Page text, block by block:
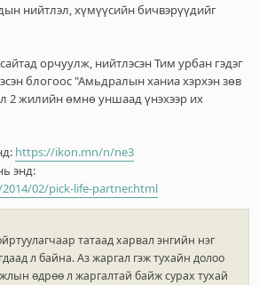
нийтлэл, хүмүүсийн бичвэрүүдийг
орчуулж, нийтлэсэн Тим урбан гэдэг
блогоос "Амьдралын ханиа хэрхэн зөв
2 жилийн өмнө уншаад үнэхээр их
https://ikon.mn/n/ne3
энд:
02/pick-life-partner.html
татаад харвал энгийн нэг
л байна. Аз жаргал гэж тухайн долоо
өдрөө л жаргалтай байж сурах тухай